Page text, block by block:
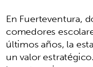
En Fuerteventura,
comedores
últimos años, la
un valor